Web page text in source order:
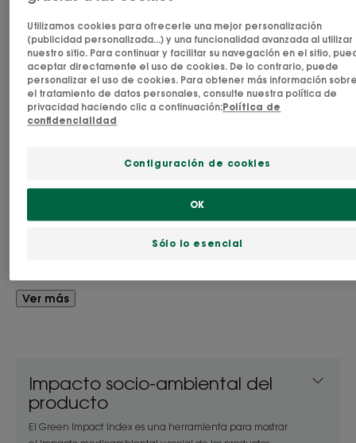
Fabricado en Francia
La fórmula natural* y biodegradable** del
acondicionador al Lino BIO desenreda el cabello
fino y son volumen sin apelmazarlo, aportándole
fijación y cuerpo desde la raíz.
Enriquecido con fibras de lino BIO cultivadas y
extrae su fuerza de las propiedades
voluminizadoras de este ingrediente activo de
Aplicado después del lavado en largos y puntas, el
acondicionador al Lino BIO revela inmediatamente
y sutil.
Ventaja
Ver más
Impacto socio-ambiental del
producto
El Green Impact Index es una herramienta para mostrar
Utilizamos cookies para ofrecerle una mejor personalización
(publicidad personalizada...) y una funcionalidad avanzada al utilizar
nuestro sitio. Para continuar y facilitar su navegación en el sitio,
aceptar directamente el uso de cookies. De lo contrario, puede
personalizar el uso de cookies. Para obtener más información
el tratamiento de datos personales, consulte nuestra política de
privacidad haciendo clic a continuación:Política de
confidencialidad
Configuración de cookies
Sólo lo esencial
OK